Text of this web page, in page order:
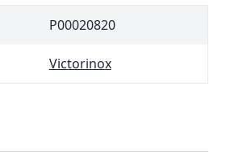
P00020820
Victorinox